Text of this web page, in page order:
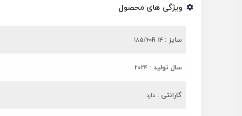
ویژگی های محصول
سایز : 185/60R 14
سال تولید : 2024
گارانتی : دارد